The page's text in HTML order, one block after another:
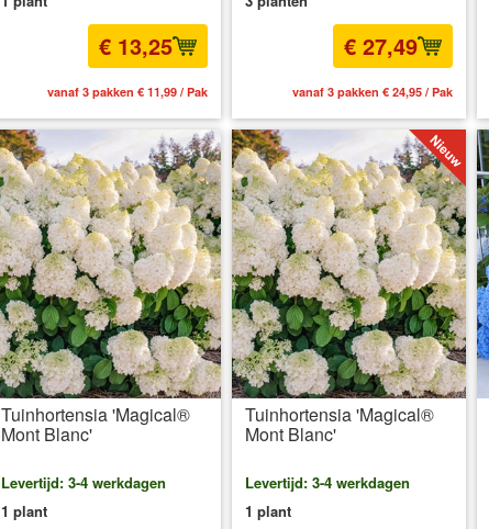
€ 13,25
vanaf 3 pakken € 11,99 / Pak
€ 27,49
vanaf 3 pakken € 24,95 / Pak
Tuinhortensia 'Magical®
Mont Blanc'
Levertijd: 3-4 werkdagen
1 plant
Tuinhortensia 'Magical®
Mont Blanc'
Levertijd: 3-4 werkdagen
1 plant